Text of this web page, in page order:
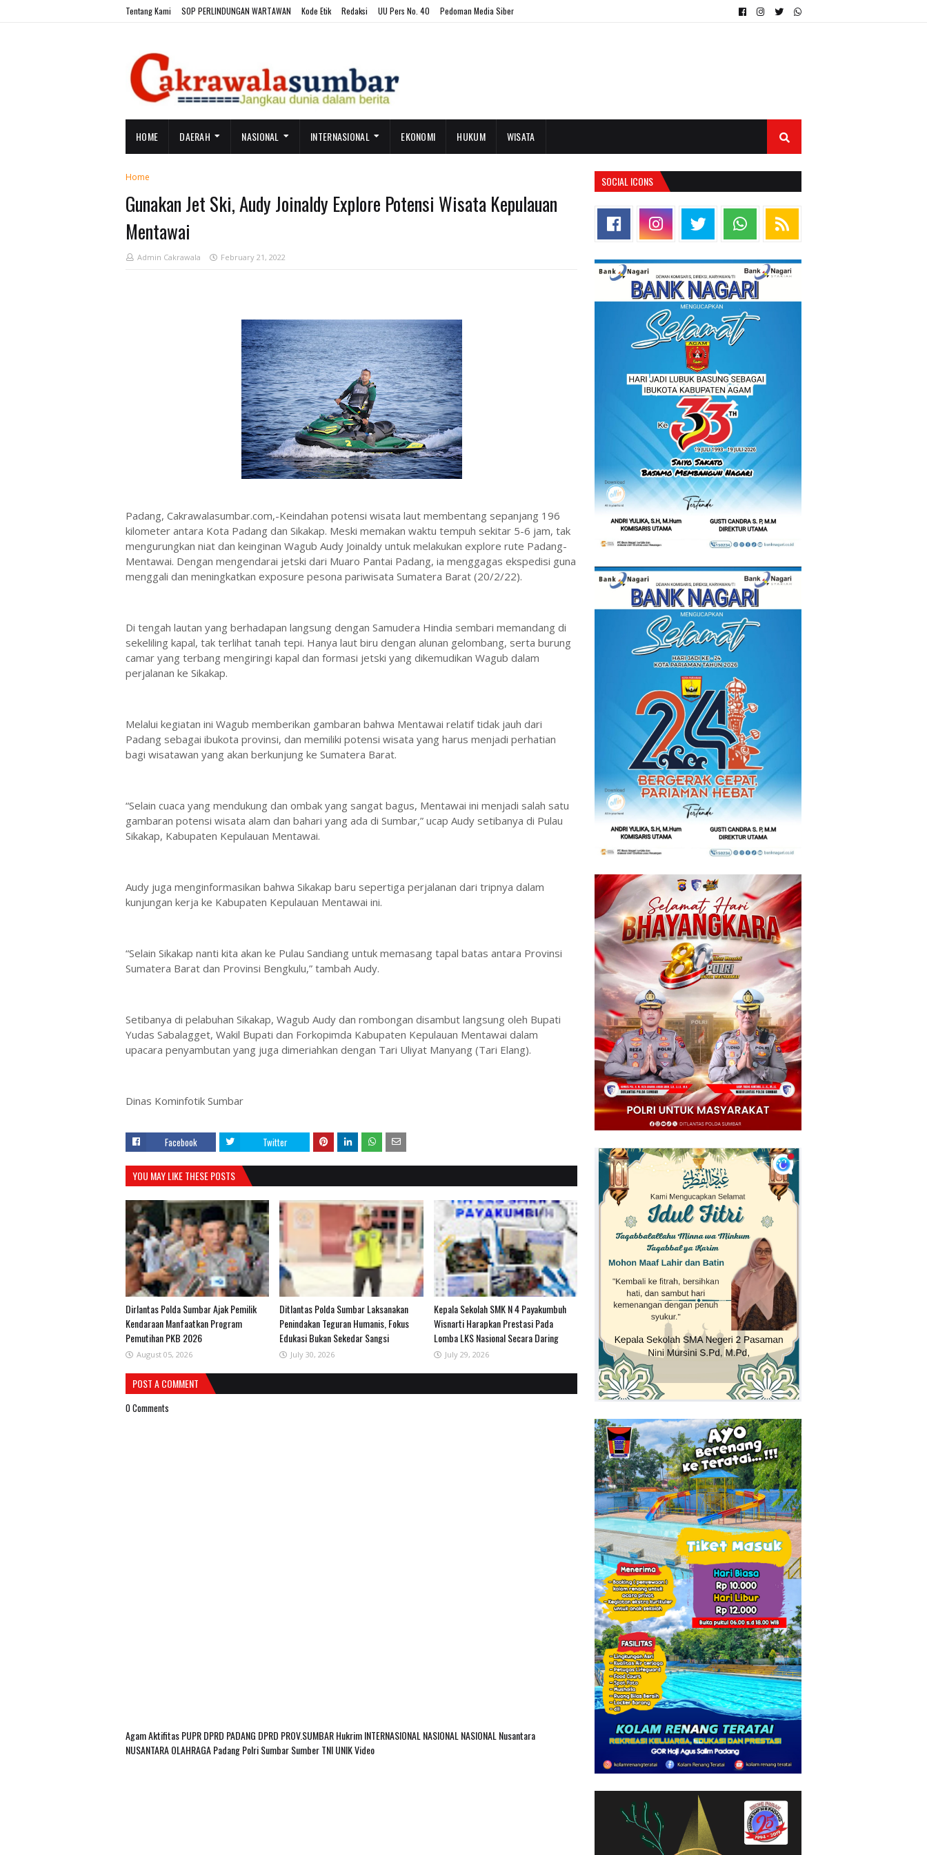
Tentang Kami SOP PERLINDUNGAN WARTAWAN Kode Etik Redaksi UU Pers No. 40 Pedoman Media Siber
HOME DAERAH NASIONAL INTERNASIONAL EKONOMI HUKUM WISATA
Home
Gunakan Jet Ski, Audy Joinaldy Explore Potensi Wisata Kepulauan
Mentawai
Admin Cakrawala February 21, 2022
Padang, Cakrawalasumbar.com,-Keindahan potensi wisata laut membentang sepanjang 196
kilometer antara Kota Padang dan Sikakap. Meski memakan waktu tempuh sekitar 5-6 jam, tak
mengurungkan niat dan keinginan Wagub Audy Joinaldy untuk melakukan explore rute Padang-
Mentawai. Dengan mengendarai jetski dari Muaro Pantai Padang, ia menggagas ekspedisi guna
menggali dan meningkatkan exposure pesona pariwisata Sumatera Barat (20/2/22).
Di tengah lautan yang berhadapan langsung dengan Samudera Hindia sembari memandang di
sekeliling kapal, tak terlihat tanah tepi. Hanya laut biru dengan alunan gelombang, serta burung
camar yang terbang mengiringi kapal dan formasi jetski yang dikemudikan Wagub dalam
perjalanan ke Sikakap.
Melalui kegiatan ini Wagub memberikan gambaran bahwa Mentawai relatif tidak jauh dari
Padang sebagai ibukota provinsi, dan memiliki potensi wisata yang harus menjadi perhatian
bagi wisatawan yang akan berkunjung ke Sumatera Barat.
“Selain cuaca yang mendukung dan ombak yang sangat bagus, Mentawai ini menjadi salah satu
gambaran potensi wisata alam dan bahari yang ada di Sumbar,” ucap Audy setibanya di Pulau
Sikakap, Kabupaten Kepulauan Mentawai.
Audy juga menginformasikan bahwa Sikakap baru sepertiga perjalanan dari tripnya dalam
kunjungan kerja ke Kabupaten Kepulauan Mentawai ini.
“Selain Sikakap nanti kita akan ke Pulau Sandiang untuk memasang tapal batas antara Provinsi
Sumatera Barat dan Provinsi Bengkulu,” tambah Audy.
Setibanya di pelabuhan Sikakap, Wagub Audy dan rombongan disambut langsung oleh Bupati
Yudas Sabalagget, Wakil Bupati dan Forkopimda Kabupaten Kepulauan Mentawai dalam
upacara penyambutan yang juga dimeriahkan dengan Tari Uliyat Manyang (Tari Elang).
Dinas Kominfotik Sumbar
Facebook Twitter
YOU MAY LIKE THESE POSTS
Dirlantas Polda Sumbar Ajak Pemilik
Kendaraan Manfaatkan Program
Pemutihan PKB 2026
August 05, 2026
Ditlantas Polda Sumbar Laksanakan
Penindakan Teguran Humanis, Fokus
Edukasi Bukan Sekedar Sangsi
July 30, 2026
Kepala Sekolah SMK N 4 Payakumbuh
Wisnarti Harapkan Prestasi Pada
Lomba LKS Nasional Secara Daring
July 29, 2026
POST A COMMENT
0 Comments
AgamAktifitas PUPRDPRD PADANG DPRD PROV.SUMBARHukrimINTERNASIONAL NASIONAL NASIONAL Nusantara
NUSANTARAOLAHRAGAPadangPolriSumbarSumberTNIUNIKVideo
SOCIAL ICONS